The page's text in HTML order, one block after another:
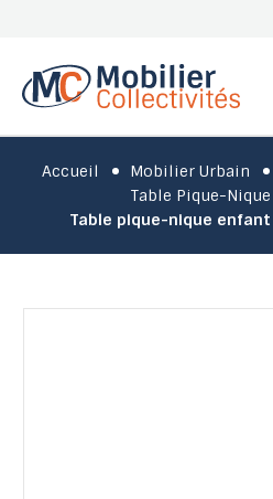
Accueil Mobilier Urbain
Table Pique-
Table pique-nique enfant